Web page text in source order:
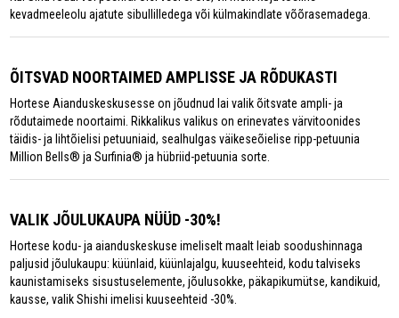
kevadmeeleolu ajatute sibullilledega või külmakindlate võõrasemadega.
ÕITSVAD NOORTAIMED AMPLISSE JA RÕDUKASTI
Hortese Aianduskeskusesse on jõudnud lai valik õitsvate ampli- ja
rõdutaimede noortaimi. Rikkalikus valikus on erinevates värvitoonides
täidis- ja lihtõielisi petuuniaid, sealhulgas väikeseõielise ripp-petuunia
Million Bells® ja Surfinia® ja hübriid-petuunia sorte.
VALIK JÕULUKAUPA NÜÜD -30%!
Hortese kodu- ja aianduskeskuse imeliselt maalt leiab soodushinnaga
paljusid jõulukaupu: küünlaid, küünlajalgu, kuuseehteid, kodu talviseks
kaunistamiseks sisustuselemente, jõulusokke, päkapikumütse, kandikuid,
kausse, valik Shishi imelisi kuuseehteid -30%.